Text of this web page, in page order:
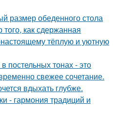
размер обеденного стола
как сдержанная
тёплую и уютную
постельных тонах - это
свежее сочетание.
вдыхать глубже.
- гармония традиций и